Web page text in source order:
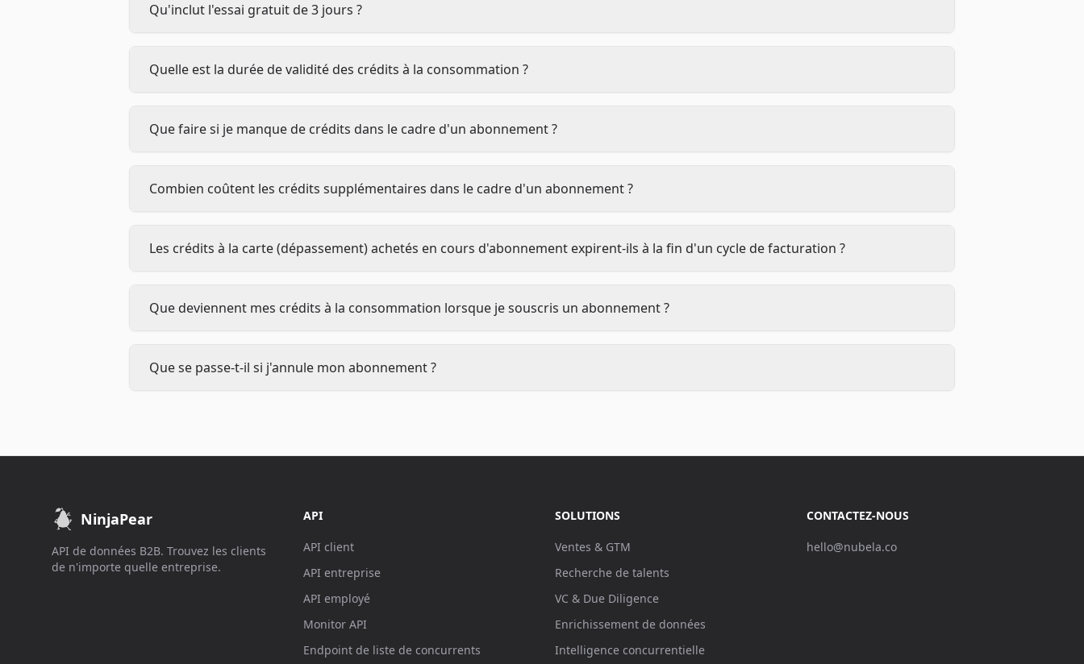
Qu'inclut l'essai gratuit de 3 jours ?
Quelle est la durée de validité des crédits à la consommation ?
Que faire si je manque de crédits dans le cadre d'un abonnement ?
Combien coûtent les crédits supplémentaires dans le cadre d'un abonnement ?
Les crédits à la carte (dépassement) achetés en cours d'abonnement expirent-ils à la fin d'un cycle de facturation ?
Que deviennent mes crédits à la consommation lorsque je souscris un abonnement ?
Que se passe-t-il si j'annule mon abonnement ?
NinjaPear
API de données B2B. Trouvez les clients
de n'importe quelle entreprise.
API
API client
API entreprise
API employé
Monitor API
Endpoint de liste de concurrents
SOLUTIONS
Ventes & GTM
Recherche de talents
VC & Due Diligence
Enrichissement de données
Intelligence concurrentielle
CONTACTEZ-NOUS
hello@nubela.co